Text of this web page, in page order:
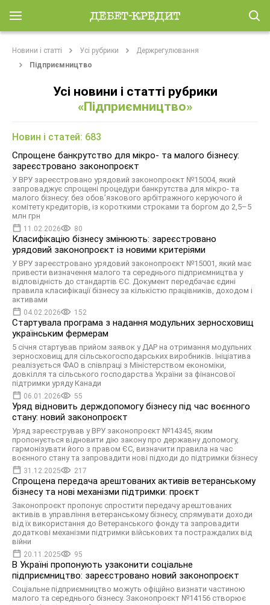
Новини і статті Усі рубрики
Держрегулювання
Підприємництво
Усі новини і статті рубрики
«Підприємництво»
Новин і статей: 683
Спрощене банкрутство для мікро- та малого бізнесу:
зареєстровано законопроєкт
У ВРУ зареєстровано урядовий законопроєкт №15004, який
запроваджує спрощені процедури банкрутства для мікро- та
малого бізнесу: без обов’язкового арбітражного керуючого й
комітету кредиторів, із короткими строками та боргом до 2,5–5
млн грн
11.02.2026 80
Класифікацію бізнесу змінюють: зареєстровано
урядовий законопроєкт із новими критеріями
У ВРУ зареєстровано урядовий законопроєкт №15001, який має
привести визначення малого та середнього підприємництва у
відповідність до стандартів ЄС. Документ передбачає єдині
правила класифікації бізнесу за кількістю працівників, доходом і
активами
04.02.2026 152
Стартувала програма з надання модульних зерносховищ
українським фермерам
5 січня стартував прийом заявок у ДАР на отримання модульних
зерносховищ для сільськогосподарських виробників. Ініціатива
реалізується ФАО в співпраці з Міністерством економіки,
довкілля та сільського господарства України за фінансової
підтримки уряду Канади
06.01.2026 55
Уряд відновить держдопомогу бізнесу під час воєнного
стану: новий законопроєкт
Уряд зареєстрував у ВРУ законопроєкт №14345, яким
пропонується відновити дію закону про державну допомогу,
гармонізувати його з правом ЄС, визначити правила на час
воєнного стану та запровадити нові підходи до підтримки бізнесу
31.12.2025 217
Спрощена передача арештованих активів ветеранському
бізнесу та нові механізми підтримки: проєкт
Законопроєкт пропонує спростити передачу арештованих
активів в управління ветеранському бізнесу, спрямувати доходи
від їх використання до Ветеранського фонду та запровадити
додаткові механізми підтримки військових та постраждалих від
війни
20.11.2025 95
В Україні пропонують узаконити соціальне
підприємництво: зареєстровано новий законопроєкт
Соціальне підприємництво можуть офіційно визнати частиною
малого та середнього бізнесу. Законопроєкт №14156 створює